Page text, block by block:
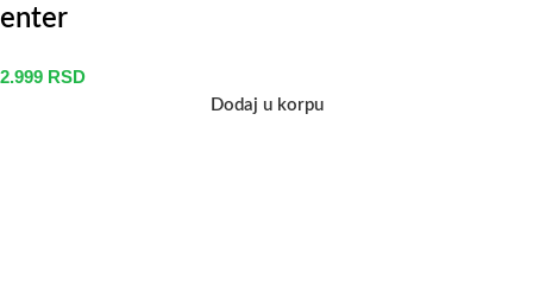
enter
2.999 RSD
Dodaj u korpu